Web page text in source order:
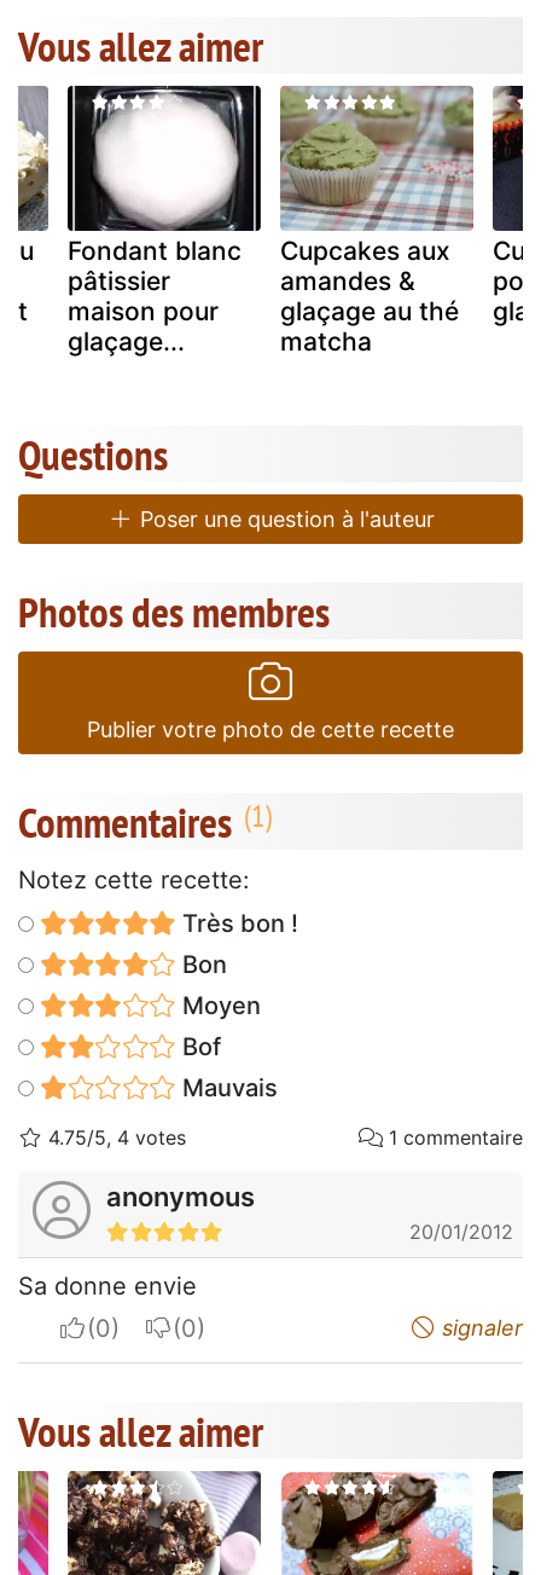
Vous allez aimer
Fondant blanc
pâtissier
maison pour
glaçage...
Cupcakes aux
amandes &
glaçage au thé
matcha
Questions
Poser une question à l'auteur
Photos des membres
Publier votre photo de cette recette
Commentaires
Notez cette recette:
Très bon !
Bon
Moyen
Bof
Mauvais
4.75/5, 4 votes 1 commentaire
anonymous
20/01/2012
Sa donne envie
I apreciateI do not appreciate signaler
Vous allez aimer